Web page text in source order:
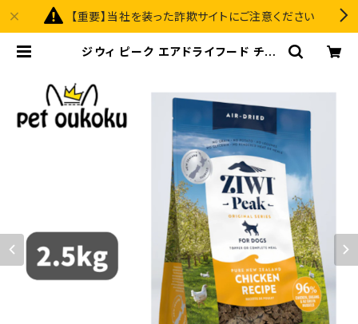
【重要】当社を装った詐欺サイトにご注意ください
ジウィ ピーク エアドライフード チキ
mium